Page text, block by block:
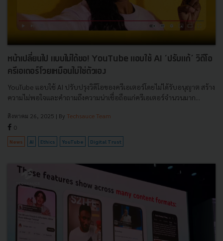
หน้าเปลี่ยนไป แบบไม่ได้ขอ! YouTube แอบใช้ AI ‘ปรับแก้’ วิดีโอ
ครีเอเตอร์โวยเหมือนไม่ใช่ตัวเอง
YouTube แอบใช้ AI ปรับปรุงวิดีโอของครีเอเตอร์โดยไม่ได้รับอนุญาต สร้าง
ความไม่พอใจและคำถามถึงความน่าเชื่อถือแก่ครีเอเตอร์จำนวนมาก...
สิงหาคม 26, 2025 | By Techsauce Team
0
News AI Ethics YouTube Digital Trust